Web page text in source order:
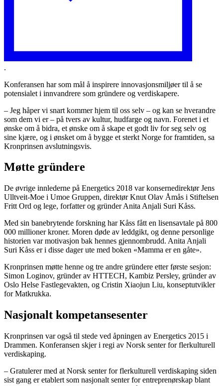
.
Konferansen har som mål å inspirere innovasjonsmiljøer til å se
potensialet i innvandrere som gründere og verdiskapere.
– Jeg håper vi snart kommer hjem til oss selv – og kan se hverandre
som dem vi er – på tvers av kultur, hudfarge og navn. Forenet i et
ønske om å bidra, et ønske om å skape et godt liv for seg selv og
sine kjære, og i ønsket om å bygge et sterkt Norge for framtiden, sa
Kronprinsen avslutningsvis.
Møtte gründere
De øvrige innlederne på Energetics 2018 var konsernedirektør Jens
Ulltveit-Moe i Umoe Gruppen, direktør Knut Olav Åmås i Stiftelsen
Fritt Ord og lege, forfatter og gründer Anita Anjali Suri Kåss.
Med sin banebrytende forskning har Kåss fått en lisensavtale på 800
000 millioner kroner. Moren døde av leddgikt, og denne personlige
historien var motivasjon bak hennes gjennombrudd. Anita Anjali
Suri Kåss er i disse dager ute med boken «Mamma er en gåte».
Kronprinsen møtte henne og tre andre gründere etter første sesjon:
Simon Loginov, gründer av HTTECH, Kambiz Persley, gründer av
Oslo Helse Fastlegevakten, og Cristin Xiaojun Liu, konseptutvikler
for Matkrukka.
Nasjonalt kompetansesenter
Kronprinsen var også til stede ved åpningen av Energetics 2015 i
Drammen. Konferansen skjer i regi av Norsk senter for flerkulturell
verdiskaping.
– Gratulerer med at Norsk senter for flerkulturell verdiskaping siden
sist gang er etablert som nasjonalt senter for entreprenørskap blant